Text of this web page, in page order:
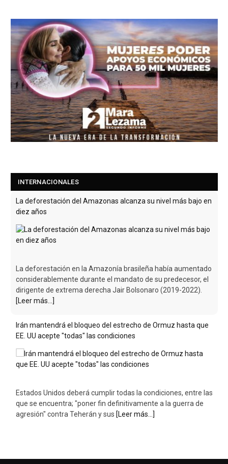
INTERNACIONALES
La deforestación del Amazonas alcanza su nivel más bajo en
diez años
La deforestación en la Amazonía brasileña había aumentado
considerablemente durante el mandato de su predecesor, el
dirigente de extrema derecha Jair Bolsonaro (2019-2022).
[Leer más...]
Irán mantendrá el bloqueo del estrecho de Ormuz hasta que
EE. UU acepte "todas" las condiciones
Estados Unidos deberá cumplir todas la condiciones, entre las
que se encuentra; "poner fin definitivamente a la guerra de
agresión" contra Teherán y sus [Leer más...]